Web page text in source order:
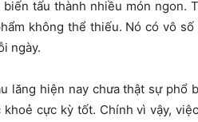
tấu thành nhiều món ngon.
không thể thiếu. Nó có vô
ngày.
lăng hiện nay chưa thật sự phổ
cực kỳ tốt. Chính vì vậy,